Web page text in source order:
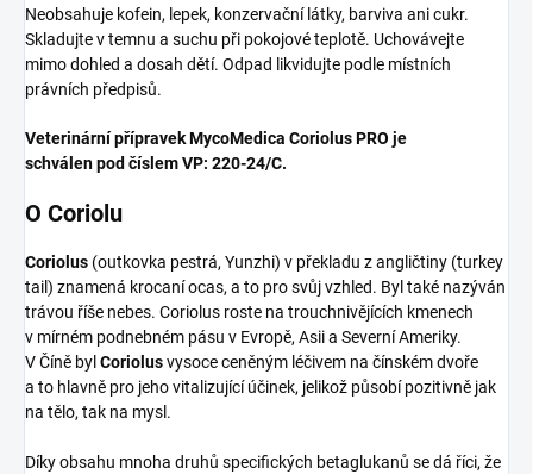
Neobsahuje kofein, lepek, konzervační látky, barviva ani cukr.
Skladujte v temnu a suchu při pokojové teplotě. Uchovávejte
mimo dohled a dosah dětí. Odpad likvidujte podle místních
právních předpisů.
Veterinární přípravek MycoMedica Coriolus PRO je
schválenpod číslem VP: 220-24/C.
O Coriolu
Coriolus (outkovka pestrá, Yunzhi) v překladu z angličtiny (turkey
tail) znamená krocaní ocas, a to pro svůj vzhled. Byl také nazýván
trávou říše nebes. Coriolus roste na trouchnivějících kmenech
v mírném podnebném pásu v Evropě, Asii a Severní Ameriky.
V Číně bylCoriolusvysoce ceněným léčivem na čínském dvoře
a to hlavně pro jeho vitalizující účinek, jelikož působí pozitivně jak
na tělo, tak na mysl.
Díky obsahu mnoha druhů specifických betaglukanů se dá říci, že